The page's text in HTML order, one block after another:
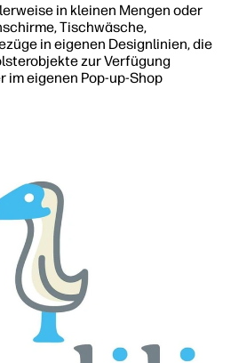
in kleinen Mengen oder
Tischwäsche,
in eigenen Designlinien, die
zur Verfügung
im eigenen Pop-up-Shop